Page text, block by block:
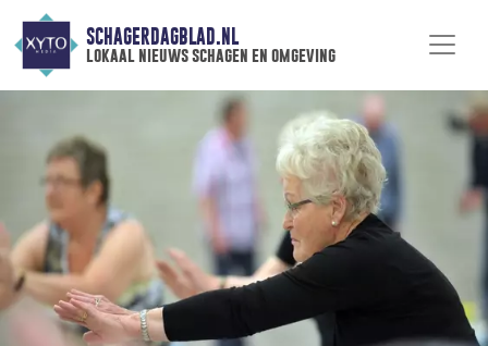
SCHAGERDAGBLAD.NL
lokaal nieuws schagen en omgeving